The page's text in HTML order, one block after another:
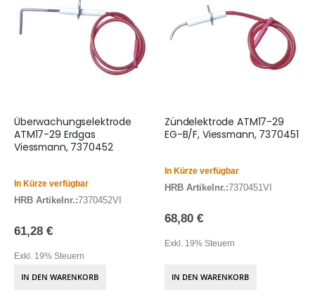
Überwachungselektrode
ATM17-29 Erdgas
Viessmann, 7370452
In Kürze verfügbar
HRB Artikelnr.:7370452VI
61,28 €
Exkl. 19% Steuern
IN DEN WARENKORB
Zündelektrode ATM17-29
EG-B/F, Viessmann, 7370451
In Kürze verfügbar
HRB Artikelnr.:7370451VI
68,80 €
Exkl. 19% Steuern
IN DEN WARENKORB